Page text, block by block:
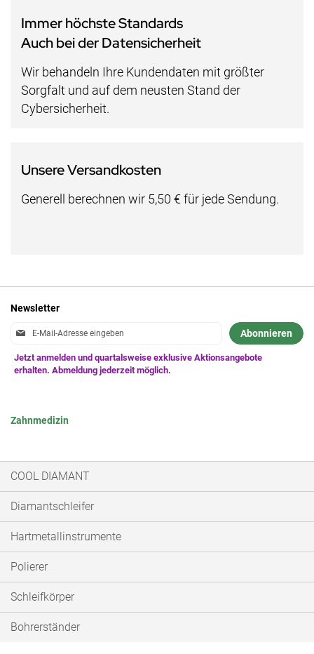
Immer höchste Standards
Auch bei der Datensicherheit
Wir behandeln Ihre Kundendaten mit größter
Sorgfalt und auf dem neusten Stand der
Cybersicherheit.
Unsere Versandkosten
Generell berechnen wir 5,50 € für jede Sendung.
Newsletter
Anmeldung
Newsletter:
Abonnieren
Zahnmedizin
COOL DIAMANT
Diamantschleifer
Hartmetallinstrumente
Polierer
Schleifkörper
Bohrerständer